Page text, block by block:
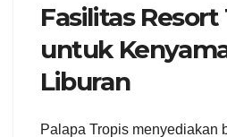
Fasilitas Resort
untuk
Liburan
Palapa Tropis menyediakan